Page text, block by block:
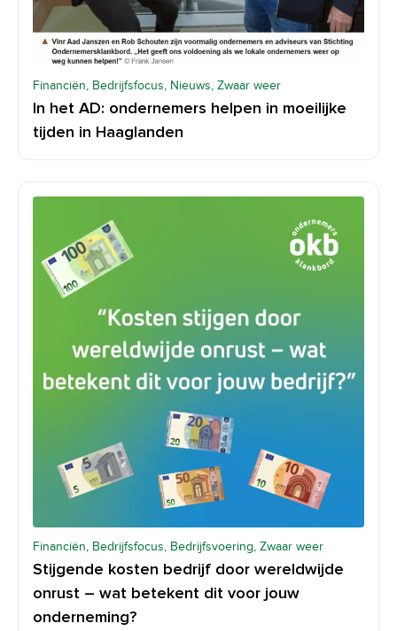
Financiën, Bedrijfsfocus, Nieuws, Zwaar weer
In het AD: ondernemers helpen in moeilijke
tijden in Haaglanden
Financiën, Bedrijfsfocus, Bedrijfsvoering, Zwaar weer
Stijgende kosten bedrijf door wereldwijde
onrust – wat betekent dit voor jouw
onderneming?